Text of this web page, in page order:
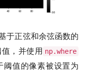
于正弦和余弦函数的
，并使用 np.where
阈值的像素被设置为